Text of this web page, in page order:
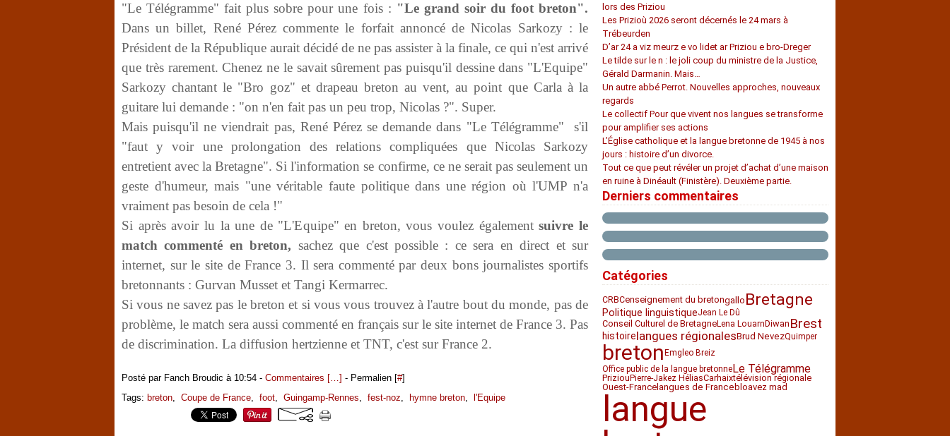
"Le Télégramme" fait plus sobre pour une fois : "Le grand soir du foot breton".
Dans un billet, René Pérez commente le forfait annoncé de Nicolas Sarkozy : le
Président de la République aurait décidé de ne pas assister à la finale, ce qui n'est arrivé
que très rarement. Chenez ne le savait sûrement pas puisqu'il dessine dans "L'Equipe"
Sarkozy chantant le "Bro goz" et drapeau breton au vent, au point que Carla à la
guitare lui demande : "on n'en fait pas un peu trop, Nicolas ?". Super.
Mais puisqu'il ne viendrait pas, René Pérez se demande dans "Le Télégramme" s'il
"faut y voir une prolongation des relations compliquées que Nicolas Sarkozy
entretient avec la Bretagne". Si l'information se confirme, ce ne serait pas seulement un
geste d'humeur, mais "une véritable faute politique dans une région où l'UMP n'a
vraiment pas besoin de cela !"
Si après avoir lu la une de "L'Equipe" en breton, vous voulez égalementsuivre le
match commenté en breton, sachez que c'est possible : ce sera en direct et sur
internet, sur le site de France 3. Il sera commenté par deux bons journalistes sportifs
bretonnants : Gurvan Musset et Tangi Kermarrec.
Si vous ne savez pas le breton et si vous vous trouvez à l'autre bout du monde, pas de
problème, le match sera aussi commenté en français sur le site internet de France 3. Pas
de discrimination. La diffusion hertzienne et TNT, c'est sur France 2.
Posté par Fanch Broudic à 10:54 - Commentaires […] - Permalien [#]
Tags: breton, Coupe de France, foot, Guingamp-Rennes, fest-noz, hymne breton, l'Equipe
lors des Priziou
Les Prizioù 2026 seront décernés le 24 mars à
Trébeurden
D’ar 24 a viz meurz e vo lidet ar Priziou e bro-Dreger
Le tilde sur le n : le joli coup du ministre de la Justice,
Gérald Darmanin. Mais…
Un autre abbé Perrot. Nouvelles approches, nouveaux
regards
Le collectif Pour que vivent nos langues se transforme
pour amplifier ses actions
L’Église catholique et la langue bretonne de 1945 à nos
jours : histoire d’un divorce.
Tout ce que peut révéler un projet d’achat d’une maison
en ruine à Dinéault (Finistère). Deuxième partie.
Derniers commentaires
Catégories
CRBCenseignement du bretongallo Bretagne
Politique linguistiqueJean Le Dû
Conseil Culturel de BretagneLena LouarnDiwan Brest
histoirelangues régionalesBrud NevezQuimper
breton Emgleo Breiz
Office public de la langue bretonneLe Télégramme
Priziou Pierre-Jakez HéliasCarhaixtélévision régionale
Ouest-France langues de Francebloavez mad
langue